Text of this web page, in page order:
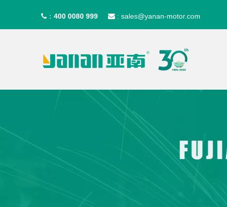
： 400 0080 999  : sales@yanan-motor.com